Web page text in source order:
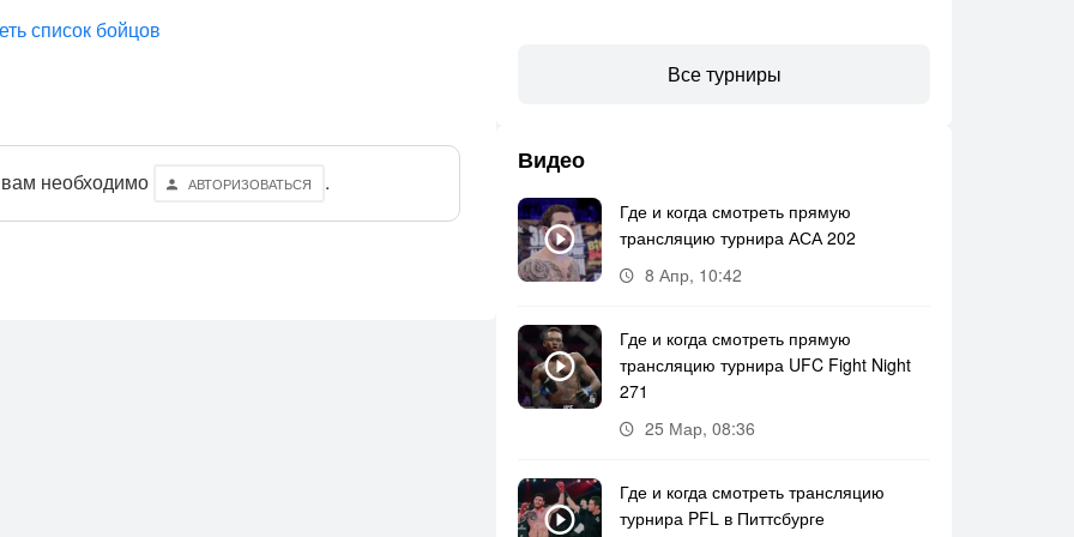
список бойцов
необходимо АВТОРИЗОВАТЬСЯ .
Все турниры
Видео
Где и когда смотреть прямую
трансляцию турнира АСА 202
8 Апр, 10:42
Где и когда смотреть прямую
трансляцию турнира UFC Fight Night
271
25 Мар, 08:36
Где и когда смотреть трансляцию
турнира PFL в Питтсбурге